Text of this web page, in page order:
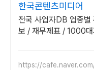
한국콘텐츠미디어
전국 사업자DB 업종별
보 / 재무제표 / 1000대
https://